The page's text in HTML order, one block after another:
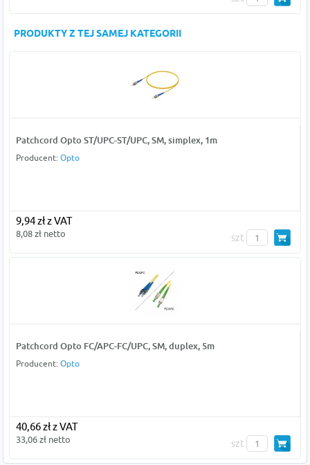
PRODUKTY Z TEJ SAMEJ KATEGORII
Patchcord Opto ST/UPC-ST/UPC, SM, simplex, 1m
Producent: Opto
9,94 zł z VAT
8,08 zł netto szt
Patchcord Opto FC/APC-FC/UPC, SM, duplex, 5m
Producent: Opto
40,66 zł z VAT
33,06 zł netto szt